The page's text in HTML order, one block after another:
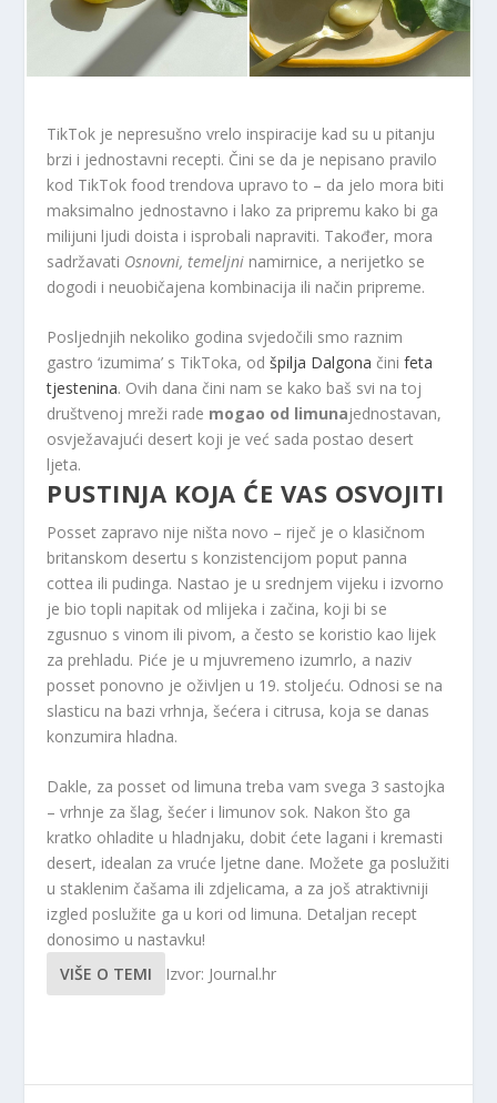
TikTok je nepresušno vrelo inspiracije kad su u pitanju
brzi i jednostavni recepti. Čini se da je nepisano pravilo
kod TikTok food trendova upravo to – da jelo mora biti
maksimalno jednostavno i lako za pripremu kako bi ga
milijuni ljudi doista i isprobali napraviti. Također, mora
sadržavati Osnovni, temeljni namirnice, a nerijetko se
dogodi i neuobičajena kombinacija ili način pripreme.
Posljednjih nekoliko godina svjedočili smo raznim
gastro ‘izumima’ s TikToka, odšpilja Dalgona činifeta
tjestenina. Ovih dana čini nam se kako baš svi na toj
društvenoj mreži rade mogao od limunajednostavan,
osvježavajući desert koji je već sada postao desert
ljeta.
PUSTINJA KOJA ĆE VAS OSVOJITI
Posset zapravo nije ništa novo – riječ je o klasičnom
britanskom desertu s konzistencijom poput panna
cottea ili pudinga. Nastao je u srednjem vijeku i izvorno
je bio topli napitak od mlijeka i začina, koji bi se
zgusnuo s vinom ili pivom, a često se koristio kao lijek
za prehladu. Piće je u mjuvremeno izumrlo, a naziv
posset ponovno je oživljen u 19. stoljeću. Odnosi se na
slasticu na bazi vrhnja, šećera i citrusa, koja se danas
konzumira hladna.
Dakle, za posset od limuna treba vam svega 3 sastojka
– vrhnje za šlag, šećer i limunov sok. Nakon što ga
kratko ohladite u hladnjaku, dobit ćete lagani i kremasti
desert, idealan za vruće ljetne dane. Možete ga poslužiti
u staklenim čašama ili zdjelicama, a za još atraktivniji
izgled poslužite ga u kori od limuna. Detaljan recept
donosimo u nastavku!
VIŠE O TEMI
Izvor: Journal.hr